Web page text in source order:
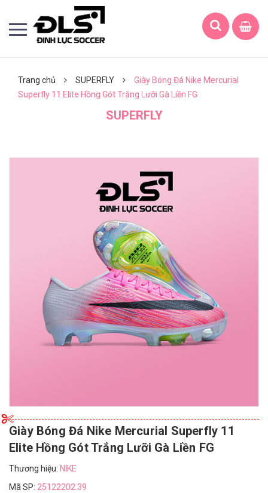
Trang chủ SUPERFLY
Giày Bóng Đá Nike Mercurial
Superfly 11 Elite Hồng Gót Trắng Lưỡi Gà Liền FG
SUPERFLY
Giày Bóng Đá Nike Mercurial Superfly 11
Elite Hồng Gót Trắng Lưỡi Gà Liền FG
Thương hiệu: NIKE
Mã SP: 25122202.39